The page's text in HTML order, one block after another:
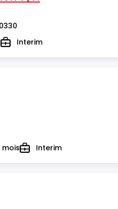
TypeInterim
moisTypeInterim